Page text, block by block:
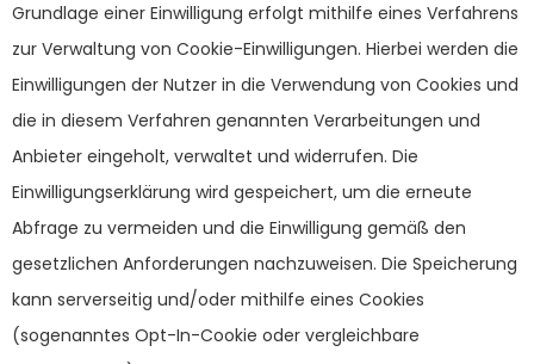
Grundlage einer Einwilligung erfolgt mithilfe eines Verfahrens
zur Verwaltung von Cookie-Einwilligungen. Hierbei werden die
Einwilligungen der Nutzer in die Verwendung von Cookies und
die in diesem Verfahren genannten Verarbeitungen und
Anbieter eingeholt, verwaltet und widerrufen. Die
Einwilligungserklärung wird gespeichert, um die erneute
Abfrage zu vermeiden und die Einwilligung gemäß den
gesetzlichen Anforderungen nachzuweisen. Die Speicherung
kann serverseitig und/oder mithilfe eines Cookies
(sogenanntes Opt-In-Cookie oder vergleichbare